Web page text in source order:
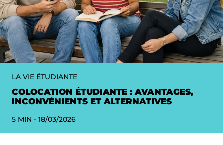
LA VIE ÉTUDIANTE
5 MIN - 18/03/2026
COLOCATION ÉTUDIANTE : AVANTAGES,
INCONVÉNIENTS ET ALTERNATIVES